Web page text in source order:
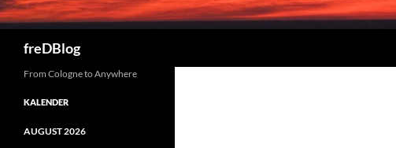
freDBlog
From Cologne to Anywhere
KALENDER
AUGUST 2026